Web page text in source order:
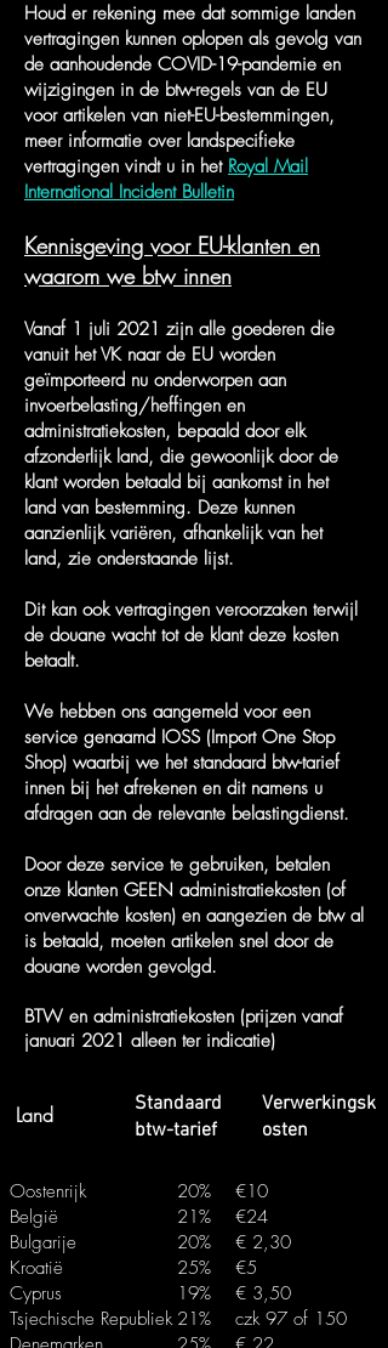
Houd er rekening mee dat sommige landen
vertragingen kunnen oplopen als gevolg van
de aanhoudende COVID-19-pandemie en
wijzigingen in de btw-regels van de EU
voor artikelen van niet-EU-bestemmingen,
meer informatie over landspecifieke
vertragingen vindt u in het Royal Mail
International Incident Bulletin
Kennisgeving voor EU-klanten en
waarom we btw innen
Vanaf 1 juli 2021 zijn alle goederen die
vanuit het VK naar de EU worden
geïmporteerd nu onderworpen aan
invoerbelasting/heffingen en
administratiekosten, bepaald door elk
afzonderlijk land, die gewoonlijk door de
klant worden betaald bij aankomst in het
land van bestemming. Deze kunnen
aanzienlijk variëren, afhankelijk van het
land, zie onderstaande lijst.
Dit kan ook vertragingen veroorzaken terwijl
de douane wacht tot de klant deze kosten
betaalt.
We hebben ons aangemeld voor een
service genaamd IOSS (Import One Stop
Shop) waarbij we het standaard btw-tarief
innen bij het afrekenen en dit namens u
afdragen aan de relevante belastingdienst.
Door deze service te gebruiken, betalen
onze klanten GEEN administratiekosten (of
onverwachte kosten) en aangezien de btw al
is betaald, moeten artikelen snel door de
douane worden gevolgd.
BTW en administratiekosten (prijzen vanaf
januari 2021 alleen ter indicatie)
Land
Standaard
btw-tarief
Verwerkingsk
osten
Oostenrijk
België
Bulgarije
Kroatië
Cyprus
Tsjechische Republiek
20%
21%
20%
25%
19%
21%
€10
€24
€ 2,30
€5
€ 3,50
czk 97 of 150